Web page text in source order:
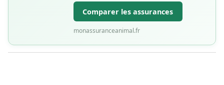
Comparer les assurances
monassuranceanimal.fr